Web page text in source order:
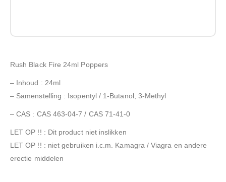
Rush Black Fire 24ml Poppers
– Inhoud : 24ml
– Samenstelling : Isopentyl / 1-Butanol, 3-Methyl
– CAS : CAS 463-04-7 / CAS 71-41-0
LET OP !! : Dit product niet inslikken
LET OP !! : niet gebruiken i.c.m. Kamagra / Viagra en andere
erectie middelen